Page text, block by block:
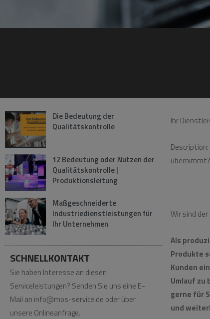
Die Bedeutung der
Qualitätskontrolle
12 Bedeutung oder Nutzen der
Qualitätskontrolle |
Produktionsleitung
Maßgeschneiderte
Industriedienstleistungen für
Ihr Unternehmen
SCHNELLKONTAKT
Sie haben Interesse an diesen
Serviceleistungen? Senden Sie uns eine E-
Mail an info@mos-service.de oder über
unsere Onlineanfrage.
Ihr
Wir sind
Als
Produkte
Kunden
Umlauf zu
gerne für
und